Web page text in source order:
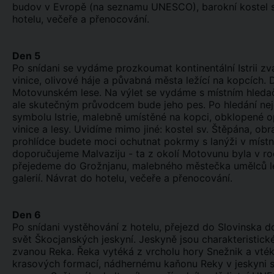
budov v Evropě (na seznamu UNESCO), barokní
hotelu, večeře a přenocování.
Den 5
Po snídani se vydáme prozkoumat kontinentální Istrii
vinice, olivové háje a půvabná města ležící na kopcích.
Motovunském lese. Na výlet se vydáme s místním
ale skutečným průvodcem bude jeho pes. Po hledání
symbolu Istrie, malebně umístěné na kopci, obklopené
vinice a lesy. Uvidíme mimo jiné: kostel sv. Štěpána,
prohlídce budete moci ochutnat pokrmy s lanýži v
doporučujeme Malvaziju - ta z okolí Motovunu byla v
přejedeme do Grožnjanu, malebného městečka
galerií. Návrat do hotelu, večeře a přenocování.
Den 6
Po snídani vystěhování z hotelu, přejezd do Slovinska
svět Škocjanských jeskyní. Jeskyně jsou
zvanou Reka. Řeka vytéká z vrcholu hory Snežnik a
krasových formací, nádhernému kaňonu Reky v